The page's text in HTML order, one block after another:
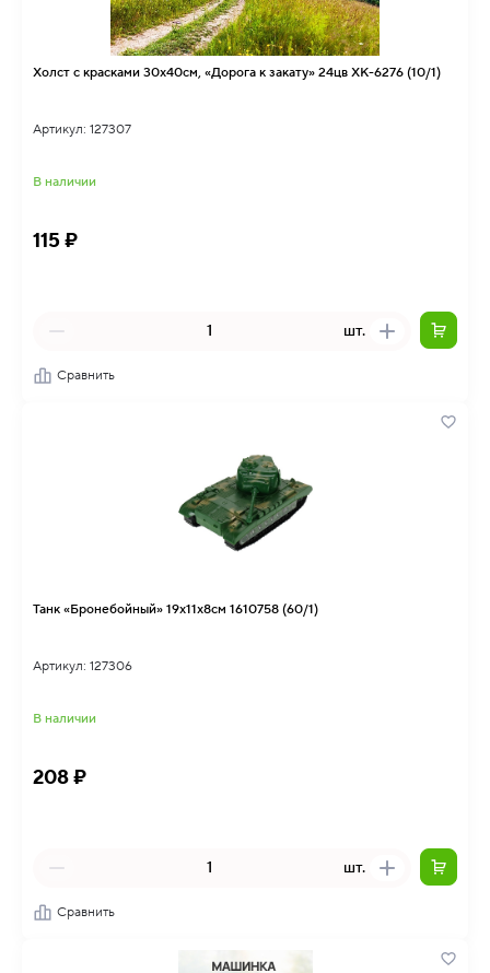
Холст с красками 30х40см, «Дорога к закату» 24цв ХК-6276 (10/1)
Артикул: 127307
В наличии
115 ₽
шт.
Сравнить
Танк «Бронебойный» 19х11х8см 1610758 (60/1)
Артикул: 127306
В наличии
208 ₽
шт.
Сравнить